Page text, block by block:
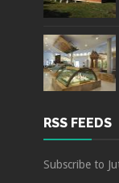
RSS FEEDS
Subscribe to